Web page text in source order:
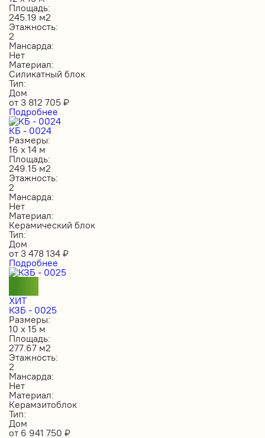
Площадь:
245.19 м2
Этажность:
2
Мансарда:
Нет
Материал:
Силикатный блок
Тип:
Дом
от 3 812 705 ₽
Подробнее
КБ - 0024
Размеры:
16 х 14 м
Площадь:
249.15 м2
Этажность:
2
Мансарда:
Нет
Материал:
Керамический блок
Тип:
Дом
от 3 478 134 ₽
Подробнее
ХИТ
КЗБ - 0025
Размеры:
10 х 15 м
Площадь:
277.67 м2
Этажность:
2
Мансарда:
Нет
Материал:
Керамзитоблок
Тип:
Дом
от 6 941 750 ₽